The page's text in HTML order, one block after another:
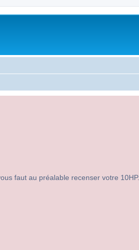
faut au préalable recenser votre 10HP.